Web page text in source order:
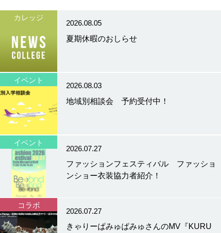
カレッジ
2026.08.05
夏期休暇のおしらせ
イベント
2026.08.03
地域別相談会 予約受付中！
イベント
2026.07.27
ファッションフェスティバル ファッショ
ンショー衣装協力者紹介！
コラボ
2026.07.27
きゃりーぱみゅぱみゅさんのMV『KURU